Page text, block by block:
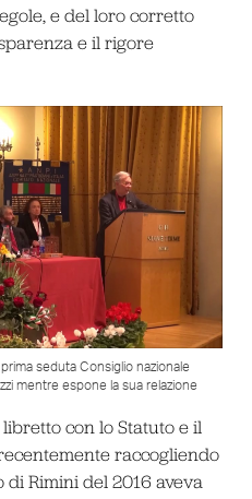
e del loro corretto
e il rigore
seduta Consiglio nazionale
mentre espone la sua relazione
con lo Statuto e il
raccogliendo
di Rimini del 2016 aveva